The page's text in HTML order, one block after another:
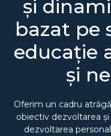
și
bazat pe
educație
și
Oferim un cadru
obiectiv dezvoltarea
dezvoltarea